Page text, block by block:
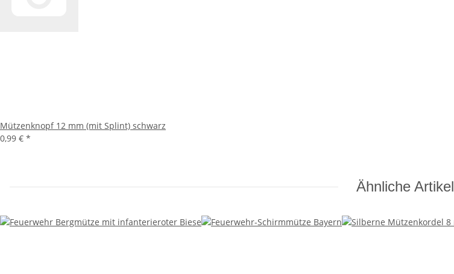
Mützenknopf 12 mm (mit Splint) schwarz
0,99 € *
Ähnliche Artikel